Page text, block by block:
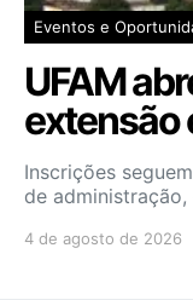
Eventos e
UFAM
extensão
Inscrições
de
4 de agosto de 2026